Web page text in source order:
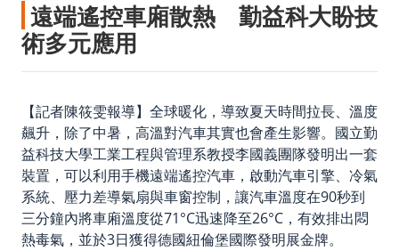
遠端遙控車廂散熱 勤益科大盼技
術多元應用
【記者陳筱雯報導】全球暖化，導致夏天時間拉長、溫度
飆升，除了中暑，高溫對汽車其實也會產生影響。國立勤
益科技大學工業工程與管理系教授李國義團隊發明出一套
裝置，可以利用手機遠端遙控汽車，啟動汽車引擎、冷氣
系統、壓力差導氣扇與車窗控制，讓汽車溫度在90秒到
三分鐘內將車廂溫度從71°C迅速降至26°C，有效排出悶
熱毒氣，並於3日獲得德國紐倫堡國際發明展金牌。